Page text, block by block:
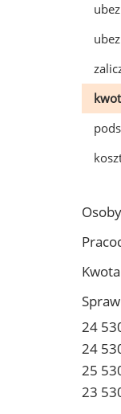
24
24
25
23